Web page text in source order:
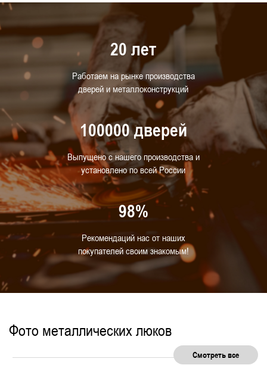
20 лет
Работаем на рынке производства
дверей и металлоконструкций
100000 дверей
Выпущено с нашего производства и
установлено по всей России
98%
Рекомендаций нас от наших
покупателей своим знакомым!
Фото металлических люков
Смотреть все